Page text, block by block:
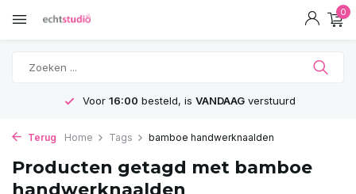
0
Voor 16:00 besteld, is VANDAAGverstuurd
Terug Home Tags bamboe handwerknaalden
Producten getagd met bamboe
handwerknaalden